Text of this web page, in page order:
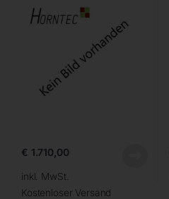
€ 1.710,00
inkl. MwSt.
Kostenloser Versand